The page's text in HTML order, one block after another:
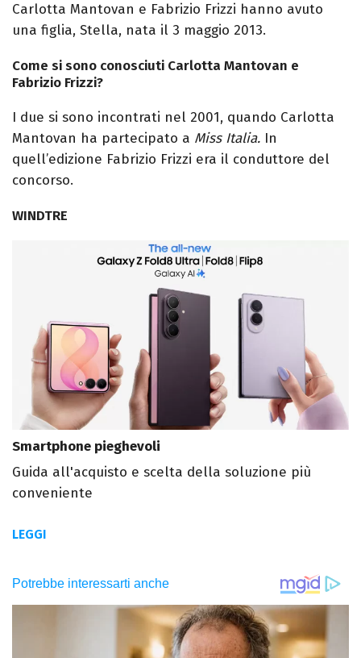
Carlotta Mantovan e Fabrizio Frizzi hanno avuto
una figlia, Stella, nata il 3 maggio 2013.
Come si sono conosciuti Carlotta Mantovan e
Fabrizio Frizzi?
I due si sono incontrati nel 2001, quando Carlotta
Mantovan ha partecipato a Miss Italia. In
quell’edizione Fabrizio Frizzi era il conduttore del
concorso.
WINDTRE
Smartphone pieghevoli
Guida all'acquisto e scelta della soluzione più
conveniente
LEGGI